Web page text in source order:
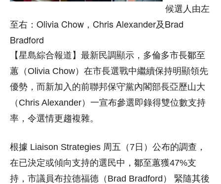
候選人由左
至右：Olivia Chow，Chris Alexander及Brad
Bradford
【星島綜合報道】最新民調顯示，多倫多市長鄒至
蕙（Olivia Chow）在市長選戰中繼續保持明顯領先
優勢，而新加入的前聯邦保守黨內閣部長亞歷山大
（Chris Alexander）一宣布參選即錄得雙位數支持
率，令選情更趨複雜。
根據 Liaison Strategies 周五（7日）公布的調查，
在已決定或傾向支持的選民中，鄒至蕙獲47%支
持，市議員布拉德福德（Brad Bradford） 緊隨其後